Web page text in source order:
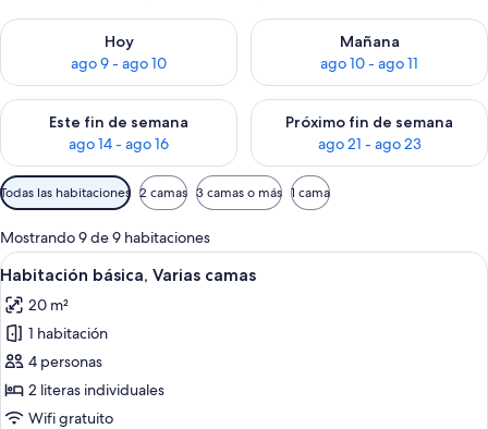
Hoy
ago 9 - ago 10
Consulta la disponibilidad para hoy ago 9 - ago 10
Mañana
ago 10 - ago 11
Consulta la disponibilidad
Este fin de semana
ago 14 - ago 16
Consulta la disponibilidad para este fin de semana ago 14 -
Próximo fin de semana
ago 21 - ago 23
Consulta la disponibilidad
Filtros
disponibles
para
las
habitaciones
Todas las habitaciones 2 camas 3 camas o más 1 cama
Mostrando 9 de 9 habitaciones
Ver
todas
las
fotos
de
Habitación
básica,
Una cama litera con escalera, una
11
Habitación básica, Varias camas
20 m²
1 habitación
4 personas
2 literas individuales
Wifi gratuito